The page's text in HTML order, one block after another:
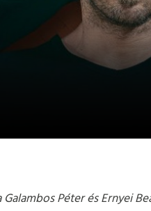
Péter és Ernyei